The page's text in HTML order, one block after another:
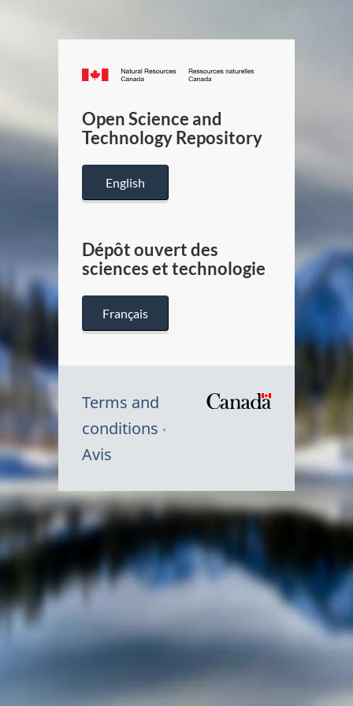
Canada.ca
/
Canada
Open Science and
Technology Repository
English
Dépôt ouvert des
sciences et technologie
Français
Terms and
conditions
Avis
Symbole
du
Canada